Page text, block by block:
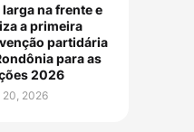
larga na frente e
a primeira
partidária
para as
2026
20, 2026